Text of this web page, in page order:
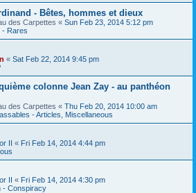
- Bêtes, hommes et dieux
des Carpettes « Sun Feb 23, 2014 5:12 pm
- Rares
« Sat Feb 22, 2014 9:45 pm
colonne Jean Zay - au panthéon
des Carpettes « Thu Feb 20, 2014 10:00 am
- Articles, Miscellaneous
II « Fri Feb 14, 2014 4:44 pm
II « Fri Feb 14, 2014 4:30 pm
- Conspiracy